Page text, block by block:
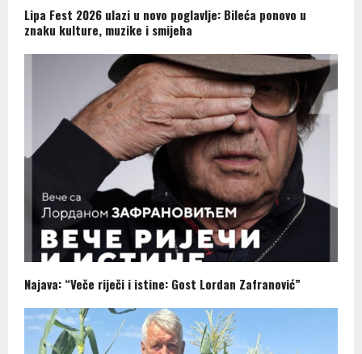
Lipa Fest 2026 ulazi u novo poglavlje: Bileća ponovo u
znaku kulture, muzike i smijeha
Najava: “Veče riječi i istine: Gost Lordan Zafranović”